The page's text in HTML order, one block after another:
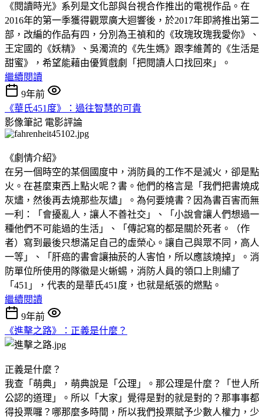
《閱讀時光》系列是文化部與台視合作推出的電視作品。在
2016年的第一季獲得觀眾廣大迴響後，於2017年即將推出第二
部，改編的作品有四，分別為王禎和的《玫瑰玫瑰我愛你》、
王定國的《妖精》、吳濁流的《先生媽》跟李維菁的《生活是
甜蜜》，希望能藉由優質戲劇「把閱讀人口找回來」。
繼續閱讀
9年前
《華氏451度》：過往智慧的可貴
影像筆記 電影評論
《劇情介紹》
在另一個時空的某個國度中，消防員的工作不是滅火，卻是點
火。在甚麼東西上點火呢？書。他們的格言是「我們把書燒成
灰燼，然後再去燒那些灰燼」。為何要燒書？因為書百害而無
一利：「會擾亂人，讓人不善社交」、「小說會讓人們想過一
種他們不可能過的生活」、「傳記寫的都是關於死者。（作
者）寫到最後只想滿足自己的虛榮心。讓自己與眾不同，高人
一等」、「肝癌的書會讓抽菸的人害怕，所以應該燒掉」。消
防單位所使用的隊徽是火蜥蜴，消防人員的領口上則繡了
「451」，代表的是華氏451度，也就是紙張的燃點。
繼續閱讀
9年前
《進擊之路》：正義是什麼？
正義是什麼？
我查「萌典」，萌典說是「公理」。那公理是什麼？「世人所
公認的道理」。所以「大家」覺得是對的就是對的？那事事都
得投票囉？哪那麼多時間，所以我們投票賦予少數人權力，少